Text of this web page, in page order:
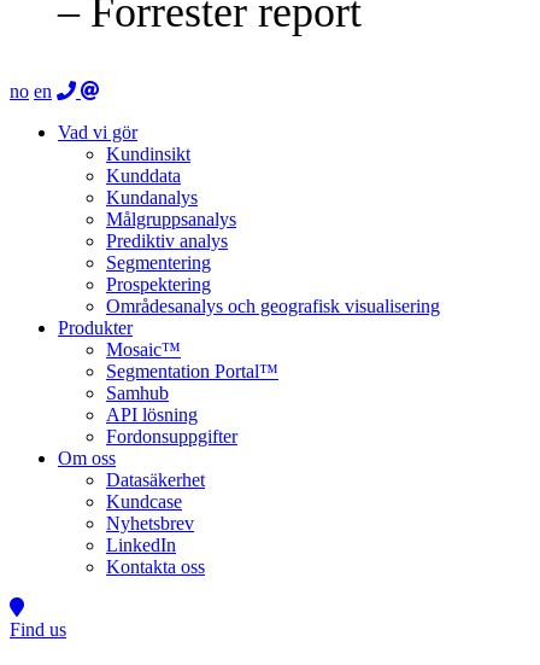
– Forrester report
no en
Vad vi gör
Kundinsikt
Kunddata
Kundanalys
Målgruppsanalys
Prediktiv analys
Segmentering
Prospektering
Områdesanalys och geografisk visualisering
Produkter
Mosaic™
Segmentation Portal™
Samhub
API lösning
Fordonsuppgifter
Om oss
Datasäkerhet
Kundcase
Nyhetsbrev
LinkedIn
Kontakta oss
Find us